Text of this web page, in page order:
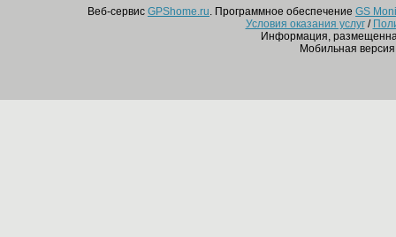
Веб-сервис GPShome.ru. Программное обеспечение GS
Условия оказания услуг/
Информация,
Мобильная